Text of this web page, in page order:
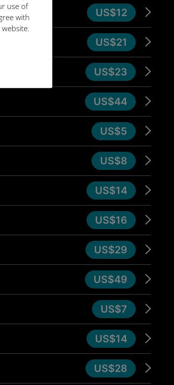
use of
with
US$12
US$21
US$23
US$44
US$5
US$8
US$14
US$16
US$29
US$49
US$7
US$14
US$28